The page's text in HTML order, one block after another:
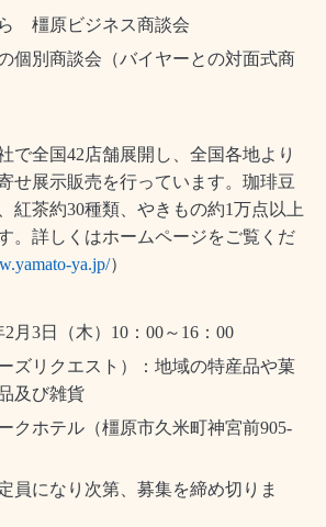
橿原ビジネス商談会
個別商談会（バイヤーとの対面式商
で全国42店舗展開し、全国各地より
せ展示販売を行っています。珈琲豆
紅茶約30種類、やきもの約1万点以上
。詳しくはホームページをご覧くだ
ya.jp/）
2 月 3日（木） 10 ： 00～ 16 ： 00
ズリクエスト）：地域の特産品や菓
及び雑貨
クホテル（橿原市久米町神宮前905-
員になり次第、募集を締め切りま